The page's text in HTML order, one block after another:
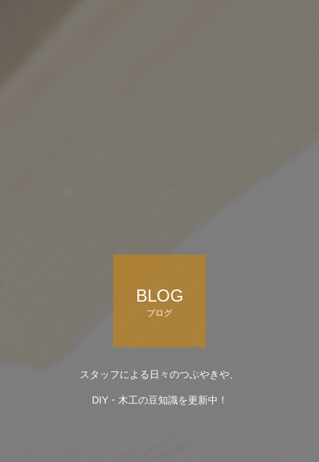
BLOG
ブログ
スタッフによる日々のつぶやきや、
DIY・木工の豆知識を更新中！